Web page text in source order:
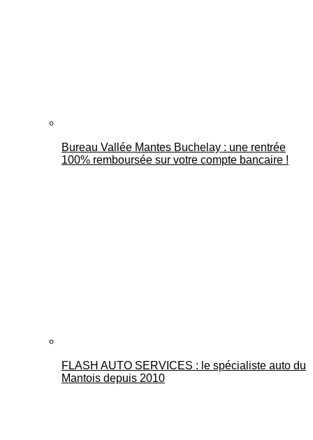
Bureau Vallée Mantes Buchelay : une rentrée
100% remboursée sur votre compte bancaire !
FLASH AUTO SERVICES : le spécialiste auto du
Mantois depuis 2010